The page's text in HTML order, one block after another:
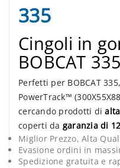
335
Cingoli in
BOBCAT 335
Perfetti per BOBCAT
PowerTrack™
cercando prodotti di
coperti da garanzia di
Miglior Prezzo, Alta
Evasione ordini in
Spedizione gratuita e